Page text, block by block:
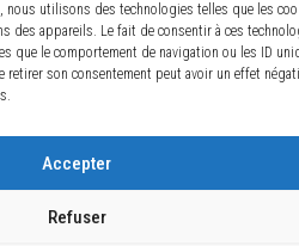
nous utilisons des technologies telles que les
des appareils. Le fait de consentir à ces
que le comportement de navigation ou les ID
retirer son consentement peut avoir un effet
Accepter
Refuser